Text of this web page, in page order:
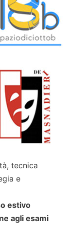
tecnica
e
estivo
agli esami